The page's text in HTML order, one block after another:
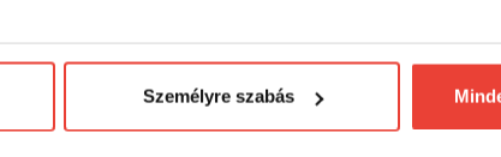
Személyre szabás
cheburaska 6g
1 359 Ft 1 699